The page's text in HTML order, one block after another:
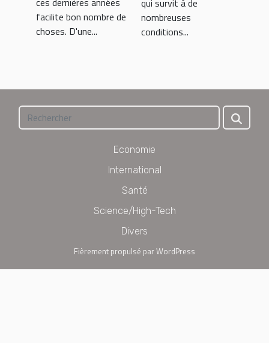
facilite bon nombre de
choses. D'une...
qui survit à de
nombreuses
conditions...
Economie
International
Santé
Science/High-Tech
Divers
Fièrement propulsé par WordPress